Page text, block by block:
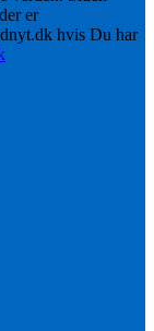
er
hvis Du har